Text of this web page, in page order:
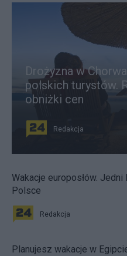
Drożyzna w
polskich turystów.
obniżki cen
Redakcja
Wakacje europosłów.
Polsce
Redakcja
Planujesz wakacje w